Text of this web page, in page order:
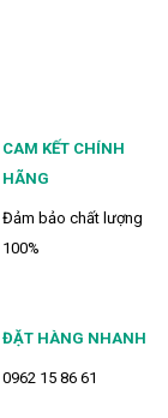
CAM KẾT CHÍNH
HÃNG
Đảm bảo chất lượng
100%
ĐẶT HÀNG NHANH
0962 15 86 61